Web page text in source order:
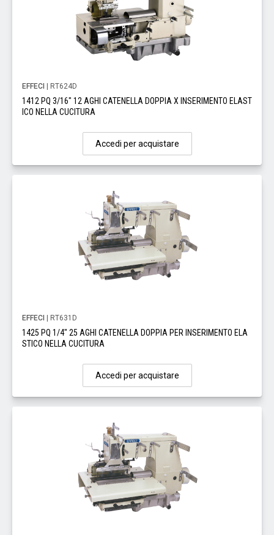
EFFECI | RT624D
1412 PQ 3/16" 12 AGHI CATENELLA DOPPIA X INSERIMENTO ELAST
ICO NELLA CUCITURA
Accedi per acquistare
EFFECI | RT631D
1425 PQ 1/4" 25 AGHI CATENELLA DOPPIA PER INSERIMENTO ELA
STICO NELLA CUCITURA
Accedi per acquistare